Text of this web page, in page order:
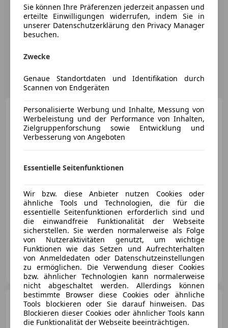
Mercedes-Benz CLS 220
d AMG
€ 48 990
02/2022 86 000 km Diesel 143 kW (194 PS)
Pro Car Handels GmbH
AT-4470 Enns
Mercedes-Benz CLS 220
d Aut. // AMG-LINE /
TOPZUSTAND// NEUWERTIG
Sie können Ihre Präferenzen jederzeit anpassen und
erteilte Einwilligungen widerrufen, indem Sie in
unserer Datenschutzerklärung den Privacy Manager
besuchen.
Zwecke
Genaue Standortdaten und Identifikation durch
Scannen von Endgeräten
Personalisierte Werbung und Inhalte, Messung von
Werbeleistung und der Performance von Inhalten,
Zielgruppenforschung sowie Entwicklung und
Verbesserung von Angeboten
Essentielle Seitenfunktionen
Wir bzw. diese Anbieter nutzen Cookies oder
ähnliche Tools und Technologien, die für die
essentielle Seitenfunktionen erforderlich sind und
die einwandfreie Funktionalität der Webseite
sicherstellen. Sie werden normalerweise als Folge
von Nutzeraktivitäten genutzt, um wichtige
Funktionen wie das Setzen und Aufrechterhalten
von Anmeldedaten oder Datenschutzeinstellungen
zu ermöglichen. Die Verwendung dieser Cookies
bzw. ähnlicher Technologien kann normalerweise
nicht abgeschaltet werden. Allerdings können
bestimmte Browser diese Cookies oder ähnliche
Tools blockieren oder Sie darauf hinweisen. Das
Blockieren dieser Cookies oder ähnlicher Tools kann
die Funktionalität der Webseite beeinträchtigen.